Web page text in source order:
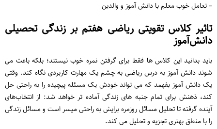
– تعامل خوب معلم با دانش‌ آموز و والدین
تاثیر کلاس تقویتی ریاضی هفتم بر زندگی تحصیلی
دانش‌آموز
باید بدانید این کلاس‌ ها فقط برای گرفتن نمره خوب نیستند؛ بلکه باعث می‌
شوند دانش ‌آموز به درس ریاضی به چشم یک مهارت کاربردی نگاه کند. وقتی
یک دانش‌ آموز بفهمد که می ‌تواند خودش یک مسئله پیچیده را به راحتی حل
کند، ذهنش برای تمام جنبه‌ های زندگی آماده‌ تر خواهد شد: از انتخاب‌های
آینده گرفته تا تحلیل مسائل روزمره برایش به راحتی میسر است و مسائل زندگی
را با منطق بهتری تجزیه و تحلیل می کند.